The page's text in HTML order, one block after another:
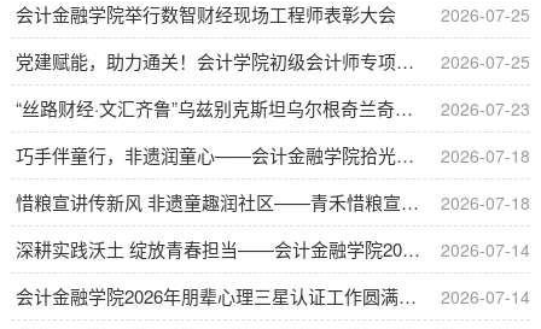
2026-07-25
会计金融学院举行数智财经现场工程师表彰大会
2026-07-25
党建赋能，助力通关！会计学院初级会计师专项备考系列活动圆满收官
2026-07-23
“丝路财经·文汇齐鲁”乌兹别克斯坦乌尔根奇兰奇技术大学财经技能研修班顺利结
2026-07-18
巧手伴童行，非遗润童心——会计金融学院拾光筑暖社会实践队开展手工公益课堂志愿活动
2026-07-18
惜粮宣讲传新风 非遗童趣润社区——青禾惜粮宣讲团走进中海社区开展暑期公益课堂
2026-07-14
深耕实践沃土 绽放青春担当——会计金融学院2026年暑期“三下乡”社会实践启动仪式顺利举行
2026-07-14
会计金融学院2026年朋辈心理三星认证工作圆满收官